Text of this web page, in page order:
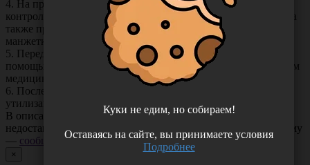
4. На протяжении всего периода интубации следует
контролировать целостность системы раздувания манжеты, а
также проводить мониторинг уровня давления газа в
манжетке.
5. Перед экстубацией полностью сдуйте манжету трубки с
помощью шприца и извлеките трубку согласно действующим
медицинским стандартам.
6. После экстубации использованная трубка подлежит
утилизации.
В описании товара могут иметь место неточности или
недостающая информация. Если вы заметили такую проблему
— сообщите нам.
×
Куки не едим, но собираем!
Оставаясь на сайте, вы принимаете условия
Подробнее